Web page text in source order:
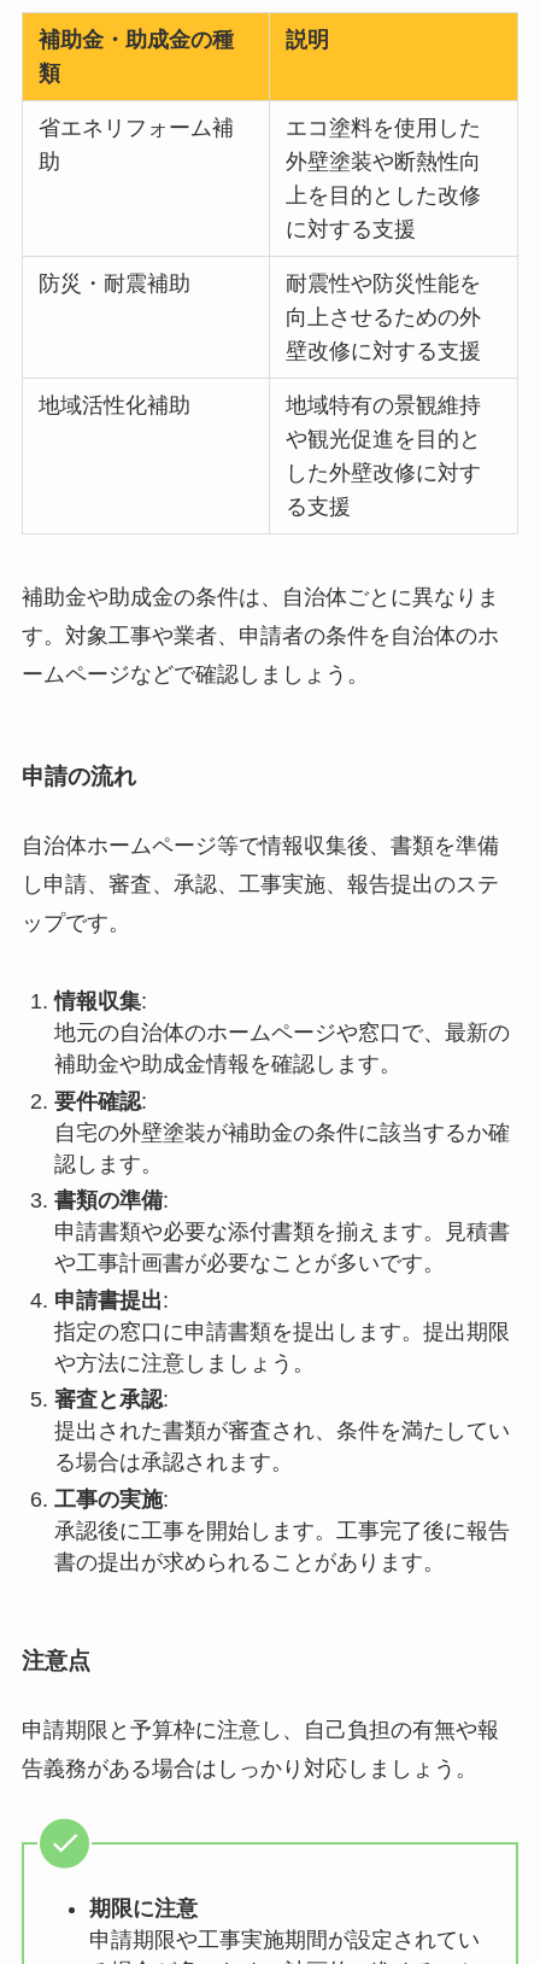
補助金・助成金の種
類
説明
省エネリフォーム補
助
エコ塗料を使用した
外壁塗装や断熱性向
上を目的とした改修
に対する支援
防災・耐震補助
耐震性や防災性能を
向上させるための外
壁改修に対する支援
地域活性化補助
地域特有の景観維持
や観光促進を目的と
した外壁改修に対す
る支援
補助金や助成金の条件は、自治体ごとに異なりま
す。対象工事や業者、申請者の条件を自治体のホ
ームページなどで確認しましょう。
申請の流れ
自治体ホームページ等で情報収集後、書類を準備
し申請、審査、承認、工事実施、報告提出のステ
ップです。
情報収集:
地元の自治体のホームページや窓口で、最新の
補助金や助成金情報を確認します。
要件確認:
自宅の外壁塗装が補助金の条件に該当するか確
認します。
書類の準備:
申請書類や必要な添付書類を揃えます。見積書
や工事計画書が必要なことが多いです。
申請書提出:
指定の窓口に申請書類を提出します。提出期限
や方法に注意しましょう。
審査と承認:
提出された書類が審査され、条件を満たしてい
る場合は承認されます。
工事の実施:
承認後に工事を開始します。工事完了後に報告
書の提出が求められることがあります。
注意点
申請期限と予算枠に注意し、自己負担の有無や報
告義務がある場合はしっかり対応しましょう。
期限に注意
申請期限や工事実施期間が設定されてい